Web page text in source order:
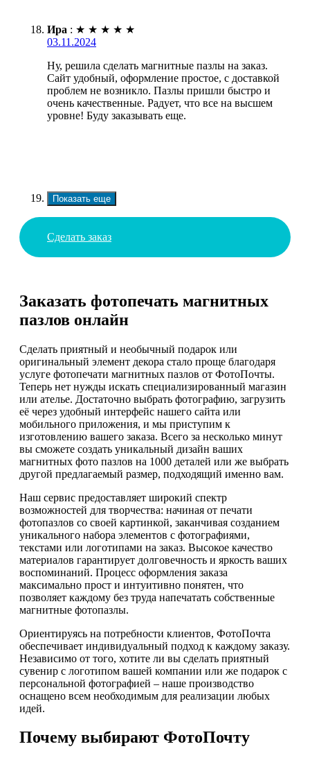
Ира : ★ ★ ★ ★ ★
03.11.2024
Ну, решила сделать магнитные пазлы на заказ.
Сайт удобный, оформление простое, с доставкой
проблем не возникло. Пазлы пришли быстро и
очень качественные. Радует, что все на высшем
уровне! Буду заказывать еще.
Показать еще
Сделать заказ
Заказать фотопечать магнитных
пазлов онлайн
Сделать приятный и необычный подарок или
оригинальный элемент декора стало проще благодаря
услуге фотопечати магнитных пазлов от ФотоПочты.
Теперь нет нужды искать специализированный магазин
или ателье. Достаточно выбрать фотографию, загрузить
её через удобный интерфейс нашего сайта или
мобильного приложения, и мы приступим к
изготовлению вашего заказа. Всего за несколько минут
вы сможете создать уникальный дизайн ваших
магнитных фото пазлов на 1000 деталей или же выбрать
другой предлагаемый размер, подходящий именно вам.
Наш сервис предоставляет широкий спектр
возможностей для творчества: начиная от печати
фотопазлов со своей картинкой, заканчивая созданием
уникального набора элементов с фотографиями,
текстами или логотипами на заказ. Высокое качество
материалов гарантирует долговечность и яркость ваших
воспоминаний. Процесс оформления заказа
максимально прост и интуитивно понятен, что
позволяет каждому без труда напечатать собственные
магнитные фотопазлы.
Ориентируясь на потребности клиентов, ФотоПочта
обеспечивает индивидуальный подход к каждому заказу.
Независимо от того, хотите ли вы сделать приятный
сувенир с логотипом вашей компании или же подарок с
персональной фотографией – наше производство
оснащено всем необходимым для реализации любых
идей.
Почему выбирают ФотоПочту